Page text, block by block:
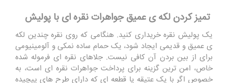
تمیز کردن لکه ی عمیق جواهرات نقره ای با پولیش
یک پولیش نقره خریداری کنید. هنگامی که روی نقره چندین لکه
ی عمیق و قدیمی ایجاد شود، یک حمام ساده نمکی و آلومینیومی
برای از بین بردن آن کافی نیست. جلاهای نقره ای فرموله شده
خاص، امن ترین گزینه برای پرداخت جواهرات نقره ای است، به
خصوص اگر با یک عتیقه یا قطعه ای که دارای طرح های پیچیده